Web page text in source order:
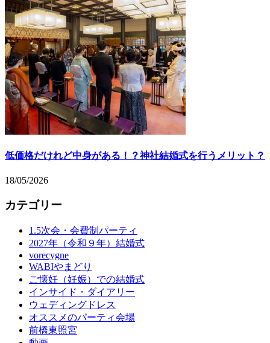
低価格だけれど中身がある！？神社結婚式を行うメリット？
18/05/2026
カテゴリー
1.5次会・会費制パーティ
2027年（令和９年）結婚式
vorecygne
WABIやまどり
ご懐妊（妊娠）での結婚式
インサイド・ダイアリー
ウェディングドレス
オススメのパーティ会場
前橋東照宮